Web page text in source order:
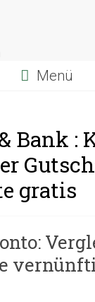
Menü
Bank :
gratis